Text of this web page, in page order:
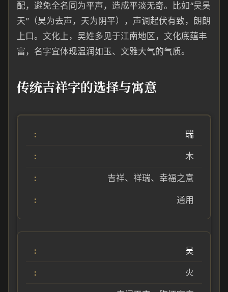
配，避免全名同为平声，造成平淡无奇。比如“吴昊
天”（昊为去声，天为阴平），声调起伏有致，朗朗
上口。文化上，吴姓多见于江南地区，文化底蕴丰
富，名字宜体现温润如玉、文雅大气的气质。
传统吉祥字的选择与寓意
瑞
木
吉祥、祥瑞、幸福之意
通用
昊
火